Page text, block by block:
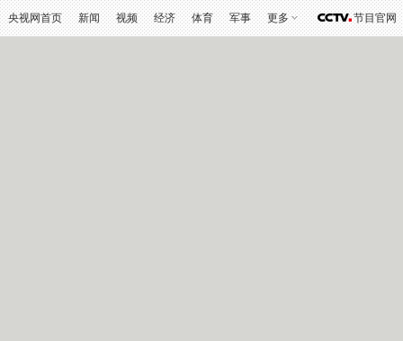
央视网首页 新闻 视频 经济 体育 军事 更多 节目官网